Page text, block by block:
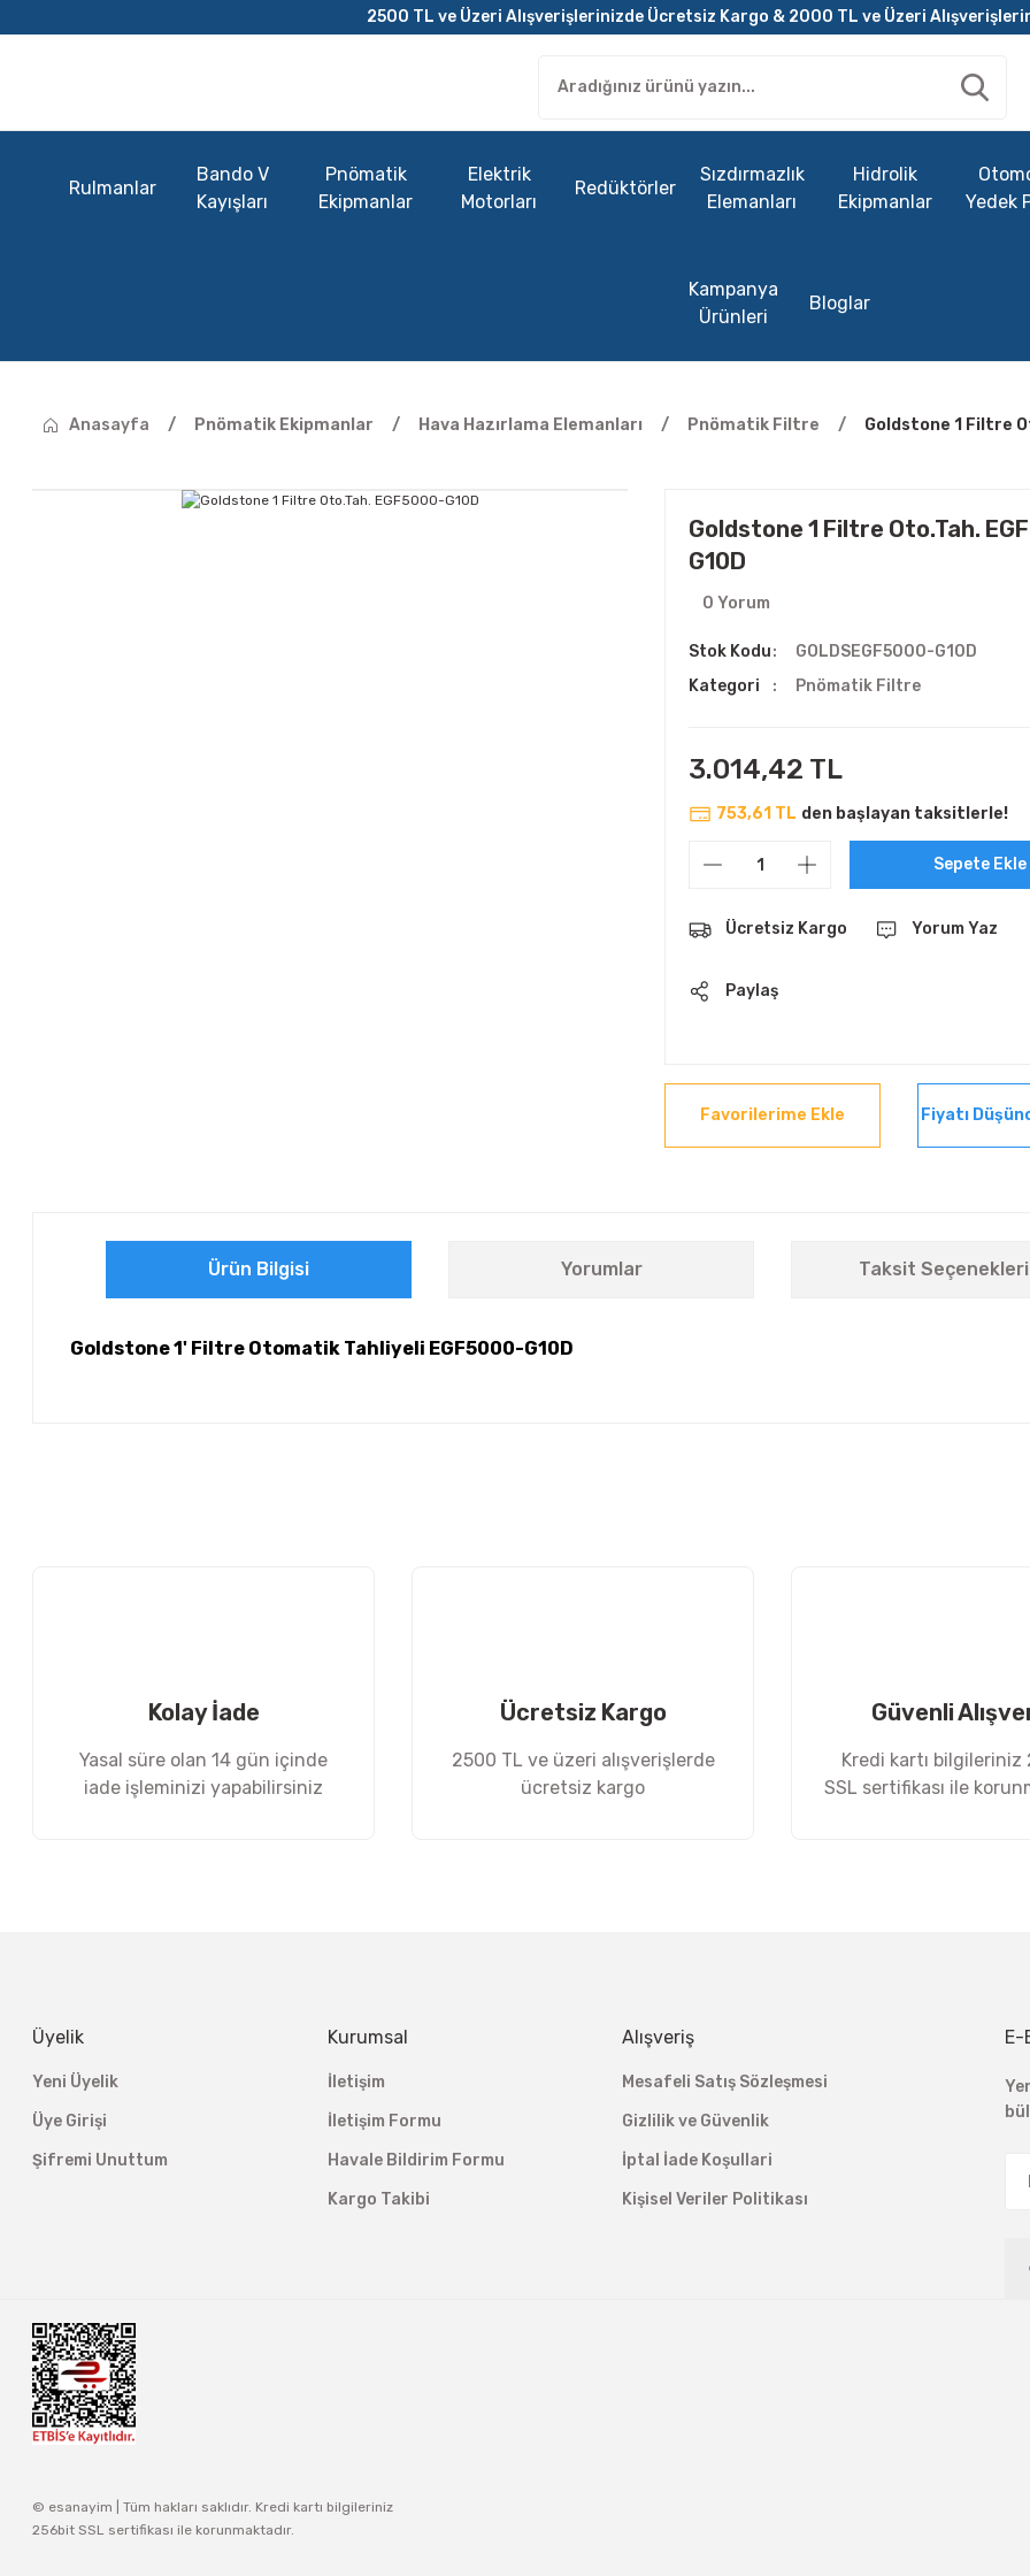
2500 TL ve Üzeri Alışverişlerinizde Ücretsiz Kargo & 2000 TL ve Üzeri
Rulmanlar
Bando V
Kayışları
Pnömatik
Ekipmanlar
Elektrik
Motorları
Redüktörler
Sızdırmazlık
Elemanları
Hidrolik
Ekipmanlar
Yedek
Kampanya
Ürünleri
Bloglar
Anasayfa Pnömatik Ekipmanlar Hava Hazırlama Elemanları Pnömatik Filtre Goldstone 1 Filtre
Goldstone 1 Filtre Oto.Tah.
G10D
0 Yorum
Stok Kodu
GOLDSEGF5000-G10D
Kategori
Pnömatik Filtre
3.014,42 TL
753,61 TL den başlayan taksitlerle!
Sepete Ekle
Ücretsiz Kargo Yorum Yaz
Paylaş
Fiyatı
Ürün Bilgisi Yorumlar Taksit Seçenekleri
Goldstone 1' Filtre Otomatik Tahliyeli EGF5000-G10D
Kolay İade
Yasal süre olan 14 gün içinde
iade işleminizi yapabilirsiniz
Ücretsiz Kargo
2500 TL ve üzeri alışverişlerde
ücretsiz kargo
Güvenli
Kredi kartı bilgileriniz
SSL sertifikası ile
Üyelik
Yeni Üyelik
Üye Girişi
Şifremi Unuttum
Kurumsal
İletişim
İletişim Formu
Havale Bildirim Formu
Kargo Takibi
Alışveriş
Mesafeli Satış Sözleşmesi
Gizlilik ve Güvenlik
İptal İade Koşullari
Kişisel Veriler Politikası
E-
© esanayim | Tüm hakları saklıdır. Kredi kartı bilgileriniz
256bit SSL sertifikası ile korunmaktadır.